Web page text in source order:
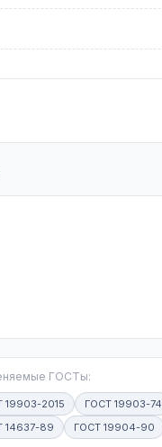
ГОСТы:
19903-2015
ГОСТ 19903-74
14637-89
ГОСТ 19904-90